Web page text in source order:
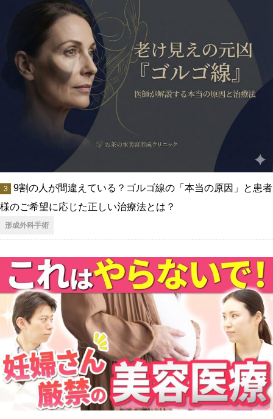
9割の人が間違えている？ゴルゴ線の「本当の原因」と患者
様のご希望に応じた正しい治療法とは？
形成外科手術